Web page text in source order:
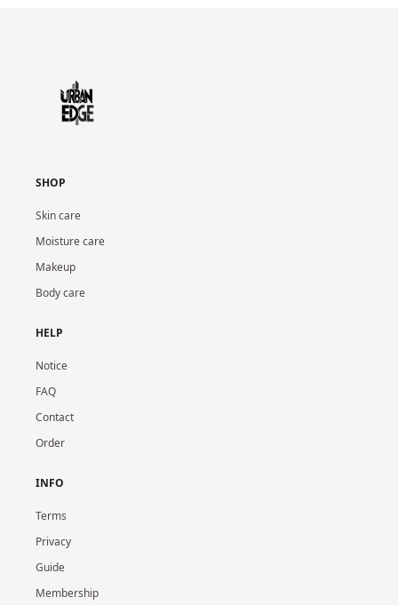
SHOP
Skin care
Moisture care
Makeup
Body care
HELP
Notice
FAQ
Contact
Order
INFO
Terms
Privacy
Guide
Membership